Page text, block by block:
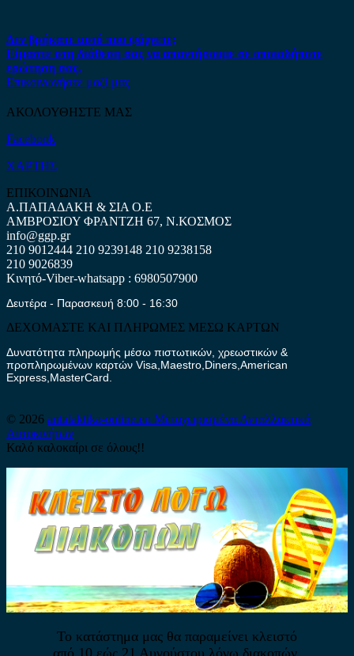
Δεν βρήκατε αυτό που ψάχνετε;
Είμαστε στη διάθεση σας να απαντήσουμε σε οποιαδήποτε
ερώτηση σας.
Επικοινωνήστε μαζί μας
ΑΚΟΛΟΥΘΗΣΤΕ ΜΑΣ
Facebook
ΧΑΡΤΗΣ
ΕΠΙΚΟΙΝΩΝΙΑ
Α.ΠΑΠΑΔΑΚΗ & ΣΙΑ Ο.Ε
ΑΜΒΡΟΣΙΟΥ ΦΡΑΝΤΖΗ 67, Ν.ΚΟΣΜΟΣ
info@ggp.gr
210 9012444 210 9239148 210 9238158
210 9026839
Κινητό-Viber-whatsapp : 6980507900
Δευτέρα - Παρασκευή 8:00 - 16:30
ΔΕΧΟΜΑΣΤΕ ΚΑΙ ΠΛΗΡΩΜΕΣ ΜΕΣΩ ΚΑΡΤΩΝ
Δυνατότητα πληρωμής μέσω πιστωτικών, χρεωστικών &
προπληρωμένων καρτών Visa,Maestro,Diners,American
Express,MasterCard.
© 2026 antalaktika-online.eu Μεταχειρισμένα Ανταλλακτικά
Αυτοκινήτων
Καλό καλοκαίρι σε όλους!!
Το κατάστημα μας θα παραμείνει κλειστό